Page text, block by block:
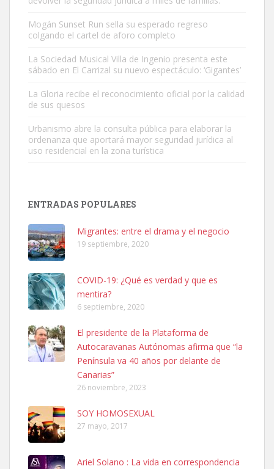
Gato manso encontrado
Este gato macho ha aparecido en la calle hace menos de un mes,
es muy manso y extremadamente cari...
Leales.org » Gran Canaria
SHIBA PERDIDO AVDA JOSE MESA Y LOPEZ
PERRO MACHO RAZA SHIBA CON MICROCHIP PERDIDO HOY
06/07/2025 ZONA MESA Y LOPEZ. ES MUY ASUSTADIZO
Leales.org » Gran Canaria
6.7.2025
Ninfa perdida
Mogán Sunset Run sella su esperado regreso
colgando el cartel de aforo completo
La Sociedad Musical Villa de Ingenio presenta este
sábado en El Carrizal su nuevo espectáculo: ‘Gigantes’
La Gloria recibe el reconocimiento oficial por la calidad
de sus quesos
Urbanismo abre la consulta pública para elaborar la
ordenanza que aportará mayor seguridad jurídica al
uso residencial en la zona turística
ENTRADAS POPULARES
Migrantes: entre el drama y el negocio
19 septiembre, 2020
COVID-19: ¿Qué es verdad y que es
mentira?
6 septiembre, 2020
El presidente de la Plataforma de
Autocaravanas Autónomas afirma que “la
Península va 40 años por delante de
Canarias”
26 noviembre, 2023
SOY HOMOSEXUAL
27 mayo, 2017
Ariel Solano : La vida en correspondencia